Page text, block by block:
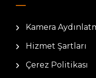
Kamera
Hizmet Şartları
Çerez Politikası